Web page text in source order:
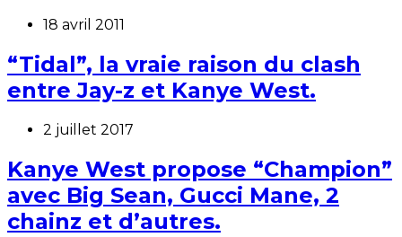
18 avril 2011
“Tidal”, la vraie raison du clash
entre Jay-z et Kanye West.
2 juillet 2017
Kanye West propose “Champion”
avec Big Sean, Gucci Mane, 2
chainz et d’autres.